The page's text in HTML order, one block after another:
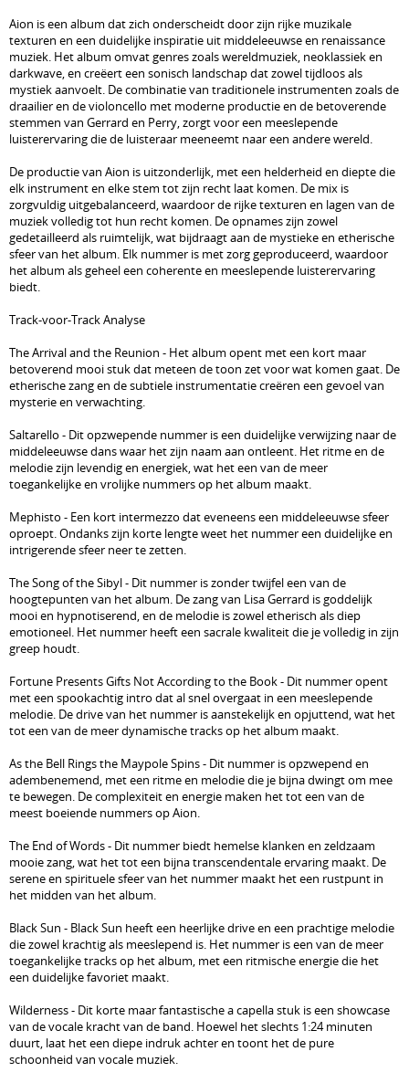
Aion is een album dat zich onderscheidt door zijn rijke muzikale
texturen en een duidelijke inspiratie uit middeleeuwse en renaissance
muziek. Het album omvat genres zoals wereldmuziek, neoklassiek en
darkwave, en creëert een sonisch landschap dat zowel tijdloos als
mystiek aanvoelt. De combinatie van traditionele instrumenten zoals de
draailier en de violoncello met moderne productie en de betoverende
stemmen van Gerrard en Perry, zorgt voor een meeslepende
luisterervaring die de luisteraar meeneemt naar een andere wereld.
De productie van Aion is uitzonderlijk, met een helderheid en diepte die
elk instrument en elke stem tot zijn recht laat komen. De mix is
zorgvuldig uitgebalanceerd, waardoor de rijke texturen en lagen van de
muziek volledig tot hun recht komen. De opnames zijn zowel
gedetailleerd als ruimtelijk, wat bijdraagt aan de mystieke en etherische
sfeer van het album. Elk nummer is met zorg geproduceerd, waardoor
het album als geheel een coherente en meeslepende luisterervaring
biedt.
Track-voor-Track Analyse
The Arrival and the Reunion - Het album opent met een kort maar
betoverend mooi stuk dat meteen de toon zet voor wat komen gaat. De
etherische zang en de subtiele instrumentatie creëren een gevoel van
mysterie en verwachting.
Saltarello - Dit opzwepende nummer is een duidelijke verwijzing naar de
middeleeuwse dans waar het zijn naam aan ontleent. Het ritme en de
melodie zijn levendig en energiek, wat het een van de meer
toegankelijke en vrolijke nummers op het album maakt.
Mephisto - Een kort intermezzo dat eveneens een middeleeuwse sfeer
oproept. Ondanks zijn korte lengte weet het nummer een duidelijke en
intrigerende sfeer neer te zetten.
The Song of the Sibyl - Dit nummer is zonder twijfel een van de
hoogtepunten van het album. De zang van Lisa Gerrard is goddelijk
mooi en hypnotiserend, en de melodie is zowel etherisch als diep
emotioneel. Het nummer heeft een sacrale kwaliteit die je volledig in zijn
greep houdt.
Fortune Presents Gifts Not According to the Book - Dit nummer opent
met een spookachtig intro dat al snel overgaat in een meeslepende
melodie. De drive van het nummer is aanstekelijk en opjuttend, wat het
tot een van de meer dynamische tracks op het album maakt.
As the Bell Rings the Maypole Spins - Dit nummer is opzwepend en
adembenemend, met een ritme en melodie die je bijna dwingt om mee
te bewegen. De complexiteit en energie maken het tot een van de
meest boeiende nummers op Aion.
The End of Words - Dit nummer biedt hemelse klanken en zeldzaam
mooie zang, wat het tot een bijna transcendentale ervaring maakt. De
serene en spirituele sfeer van het nummer maakt het een rustpunt in
het midden van het album.
Black Sun - Black Sun heeft een heerlijke drive en een prachtige melodie
die zowel krachtig als meeslepend is. Het nummer is een van de meer
toegankelijke tracks op het album, met een ritmische energie die het
een duidelijke favoriet maakt.
Wilderness - Dit korte maar fantastische a capella stuk is een showcase
van de vocale kracht van de band. Hoewel het slechts 1:24 minuten
duurt, laat het een diepe indruk achter en toont het de pure
schoonheid van vocale muziek.